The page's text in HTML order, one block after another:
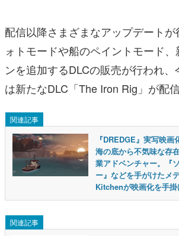
配信以降さまざまなアップデート
ォトモードや船のペイントモード
ンを追加するDLCの販売が行われ
は新たなDLC「The Iron Rig」が配信
関連記事
『DREDGE』実写映
海の底から不気味な存
業アドベンチャー。『
ー』などを手がけたメ
Kitchenが映画化を手掛
関連記事